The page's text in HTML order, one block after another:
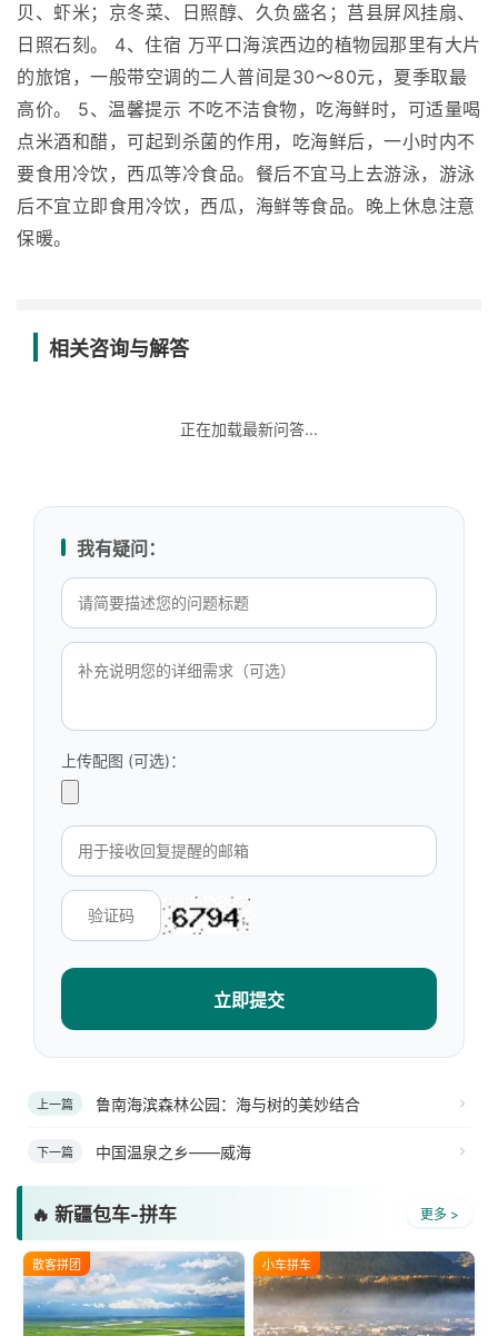
贝、虾米；京冬菜、日照醇、久负盛名；莒县屏风挂扇、
日照石刻。 4、住宿 万平口海滨西边的植物园那里有大片
的旅馆，一般带空调的二人普间是30～80元，夏季取最
高价。 5、温馨提示 不吃不洁食物，吃海鲜时，可适量喝
点米酒和醋，可起到杀菌的作用，吃海鲜后，一小时内不
要食用冷饮，西瓜等冷食品。餐后不宜马上去游泳，游泳
后不宜立即食用冷饮，西瓜，海鲜等食品。晚上休息注意
保暖。
相关咨询与解答
正在加载最新问答...
我有疑问：
上传配图 (可选)：
立即提交
上一篇 鲁南海滨森林公园：海与树的美妙结合
下一篇 中国温泉之乡——威海
🔥 新疆包车-拼车 更多 >
散客拼团 小车拼车